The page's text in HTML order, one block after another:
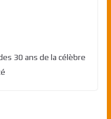
30 ans de la célèbre